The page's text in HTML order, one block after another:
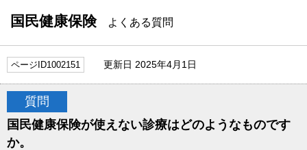
国民健康保険よくある質問
ページID1002151 更新日 2025年4月1日
質問
国民健康保険が使えない診療はどのようなものです
か。